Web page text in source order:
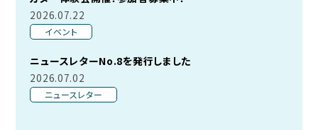
2026.07.22
イベント
ニュースレターNo.8を発行しました
2026.07.02
ニュースレター